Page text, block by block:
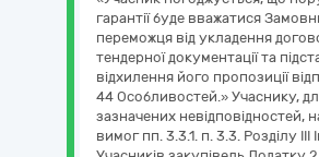
гарантії буде вважатися
переможця від укладення
тендерної документації та
відхилення його пропозиції
44 Особливостей.» Учаснику,
зазначених невідповідностей,
вимог пп. 3.3.1. п. 3.3. Розділу ІІІ